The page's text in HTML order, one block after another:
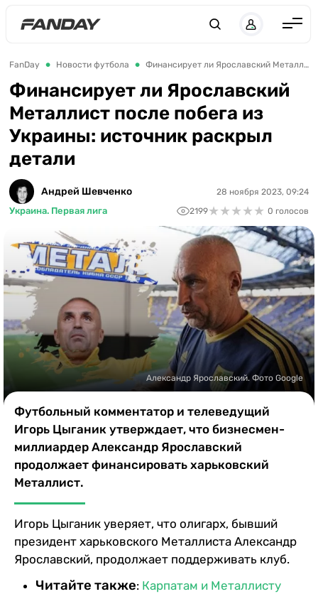
Англия
Испания
Германия
Италия
Франция
Украина
ЛЧ
ЛЕ
ЧЕ-2028
Букмекеры
Казино
FanDay Новости футбола Финансирует ли Ярославский Металлист после побега из Украины: источник раскрыл детали
Финансирует ли Ярославский
Металлист после побега из
Украины: источник раскрыл
детали
Андрей Шевченко
Украина. Первая лига
28 ноября 2023, 09:24
2199★★★★★
★★★★★ 0 голосов
Александр Ярославский. Фото Google
Футбольный комментатор и телеведущий
Игорь Цыганик утверждает, что бизнесмен-
миллиардер Александр Ярославский
продолжает финансировать харьковский
Металлист.
Игорь Цыганик уверяет, что олигарх, бывший
президент харьковского Металлиста Александр
Ярославский, продолжает поддерживать клуб.
Читайте также: Карпатам и Металлисту